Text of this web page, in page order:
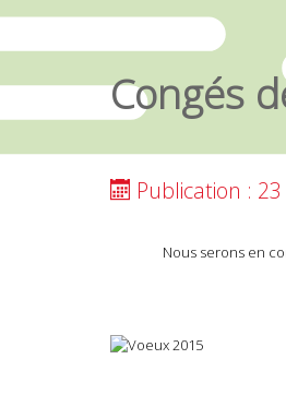
Congés
Publication :
Nous serons en